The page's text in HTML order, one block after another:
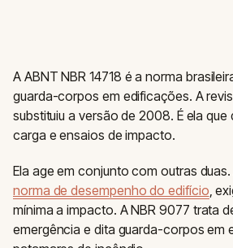
A ABNT NBR 14718 é a norma
guarda-corpos em edificações. A
substituiu a versão de 2008. É ela que
carga e ensaios de impacto.
Ela age em conjunto com outras duas.
norma de desempenho do edifício,
mínima a impacto. A NBR 9077 trata
emergência e dita guarda-corpos em